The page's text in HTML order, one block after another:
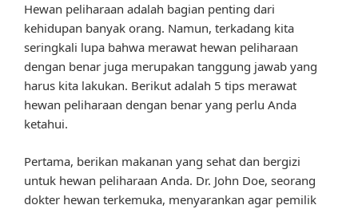
Hewan peliharaan adalah bagian penting dari
kehidupan banyak orang. Namun, terkadang kita
seringkali lupa bahwa merawat hewan peliharaan
dengan benar juga merupakan tanggung jawab yang
harus kita lakukan. Berikut adalah 5 tips merawat
hewan peliharaan dengan benar yang perlu Anda
ketahui.
Pertama, berikan makanan yang sehat dan bergizi
untuk hewan peliharaan Anda. Dr. John Doe, seorang
dokter hewan terkemuka, menyarankan agar pemilik